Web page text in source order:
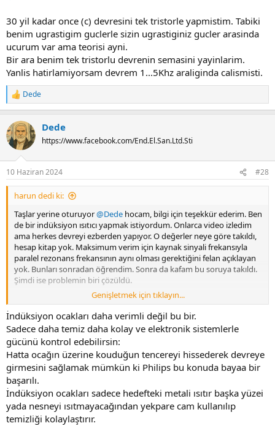
30 yil kadar once (c) devresini tek tristorle yapmistim. Tabiki
benim ugrastigim guclerle sizin ugrastiginiz gucler arasinda
ucurum var ama teorisi ayni.
Bir ara benim tek tristorlu devrenin semasini yayinlarim.
Yanlis hatirlamiyorsam devrem 1...5Khz araliginda calismisti.
R
e
c
t
i
s
:
Dede
Dede
https://www.facebook.com/End.El.San.Ltd.Sti
10 Haziran 2024 #28
harun dedi ki:
Taşlar yerine oturuyor@Dede hocam, bilgi için teşekkür ederim. Ben
de bir indüksiyon ısıtıcı yapmak istiyordum. Onlarca video izledim
ama herkes devreyi ezberden yapıyor. O değerler neye göre takıldı,
hesap kitap yok. Maksimum verim için kaynak sinyali frekansıyla
paralel rezonans frekansının aynı olması gerektiğini felan açıklayan
yok. Bunları sonradan öğrendim. Sonra da kafam bu soruya takıldı.
Şimdi ise problemin biri çözüldü.
Benim aklımda indüksiyonlu mangal yapmak var. Mangal derken
ısıtıcı bobinin içine yuvarlak boru yerleştirmek.
İndüksiyon bu yuvarlak boruyu ısıtacak. Isınan bu borunun içine de
şiş kebapları koymak istiyorum.
Yani etler bir yere değmeden pişsin istiyorum. Isı her yerinde olacak.
Çevirmene gerek kalmayacak.
Tabi yağ damlayan hazneli felan olacak.
Bunun için ayarlanabilir frekanslı yapacağım. 200-250 C sıcaklıkta 30
dakika ısınsın yeter.
Şimdi kafama bir soru daha takıldı
Bu sıcaklığı düşürmenin tek yolu frekansı azaltmak mıdır? Ama
frekans eşitlenmezse de verim düşecek.
Genişletmek için tıklayın...
İndüksiyon ocakları daha verimli değil bu bir.
Sadece daha temiz daha kolay ve elektronik sistemlerle
gücünü kontrol edebilirsin:
Hatta ocağın üzerine kouduğun tencereyi hissederek devreye
girmesini sağlamak mümkün ki Philips bu konuda bayaa bir
başarılı.
İndüksiyon ocakları sadece hedefteki metali ısıtır başka yüzei
yada nesneyi ısıtmayacağından yekpare cam kullanılıp
temizliği kolaylaştırır.